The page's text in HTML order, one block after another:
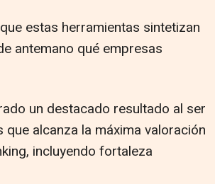
estas herramientas sintetizan
antemano qué empresas
un destacado resultado al ser
alcanza la máxima valoración
incluyendo fortaleza